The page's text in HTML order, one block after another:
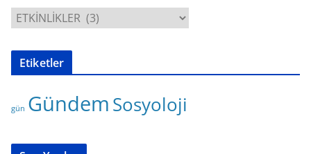
t
Etiketler
gün GündemSosyoloji